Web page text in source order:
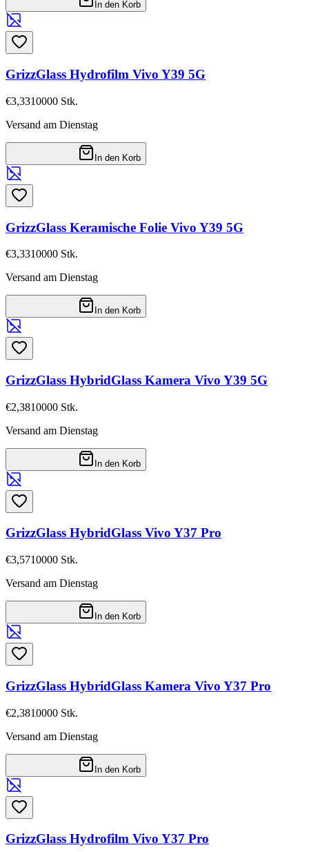
In den Korb
GrizzGlass Hydrofilm Vivo Y39 5G
€3,3310000 Stk.
Versand am Dienstag
In den Korb
GrizzGlass Keramische Folie Vivo Y39 5G
€3,3310000 Stk.
Versand am Dienstag
In den Korb
GrizzGlass HybridGlass Kamera Vivo Y39 5G
€2,3810000 Stk.
Versand am Dienstag
In den Korb
GrizzGlass HybridGlass Vivo Y37 Pro
€3,5710000 Stk.
Versand am Dienstag
In den Korb
GrizzGlass HybridGlass Kamera Vivo Y37 Pro
€2,3810000 Stk.
Versand am Dienstag
In den Korb
GrizzGlass Hydrofilm Vivo Y37 Pro